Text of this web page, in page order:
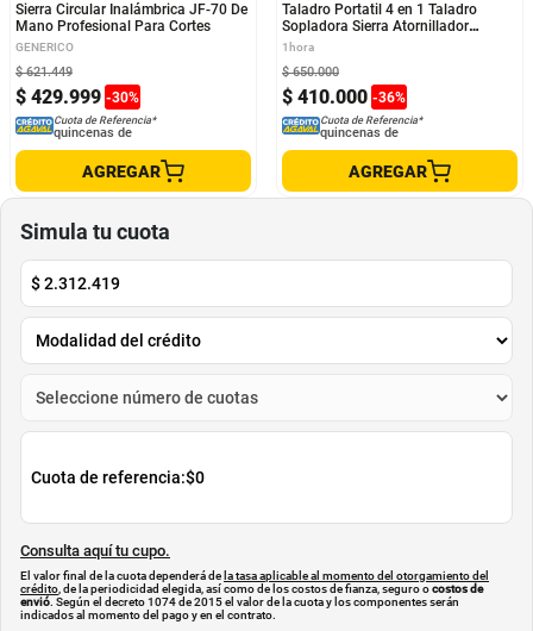
Sierra Circular Inalámbrica JF-70 De
Mano Profesional Para Cortes
GENERICO
$ 429.999 -30%
$ 621.449
Cuota de Referencia*
quincenas de
AGREGAR
Taladro Portatil 4 en 1 Taladro
Sopladora Sierra Atornillador
Taladro Multiusos + Maletin
1hora
$ 410.000 -36%
$ 650.000
Cuota de Referencia*
quincenas de
AGREGAR
Simula tu cuota
$2.312.419
Cuota de referencia:$0
Consulta aquí tu cupo.
El valor final de la cuota dependerá de la tasa aplicable al momento del otorgamiento del
crédito , de la periodicidad elegida, así como de los costos de fianza, seguro ocostos de
envió. Según el decreto 1074 de 2015 el valor de la cuota y los componentes serán
indicados al momento del pago y en el contrato.